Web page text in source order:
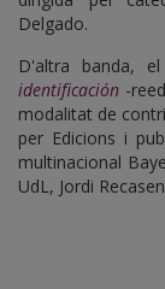
Delgado.
D'altra banda,
identificación -
modalitat de
per Edicions i
multinacional
UdL, Jordi